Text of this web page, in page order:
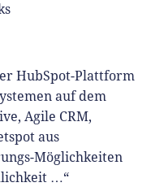
HubSpot-Plattform
auf dem
Agile CRM,
aus
Möglichkeiten
…“